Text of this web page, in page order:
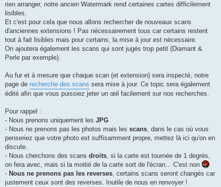
rien arranger, notre ancien Watermark rend certaines cartes difficilement
lisibles.
Et c'est pour cela que nous allons rechercher de nouveaux scans
d'anciennes extensions ! Pas nécessairement tous car certains restent
tout à fait lisibles mais pour certains, la mise à jour est nécessaire.
On ajoutera également les scans qui sont jugés trop petit (Diamant &
Perle par exemple).
Au fur et à mesure que chaque scan (et extension) sera inspecté, notre
page de recherche des scans sera mise à jour. Ce topic sera également
édité afin que vous puissiez jeter un œil facilement sur nos recherches.
Pour rappel :
- Nous prenons uniquement les JPG
- Nous ne prenons pas les photos mais les scans, dans le cas où vous
penseriez que votre photo est suffisamment propre, mettez là ici qu'on en
discute.
- Nous cherchons des scans droits, si la carte est tournée de 1 degrés,
on fera avec, mais si la moitié de la carte sort de l'écran... C'est non
- Nous ne prenons pas les reverses, certains scans seront changés car
justement ceux sont des reverses. Inutile de nous en renvoyer !